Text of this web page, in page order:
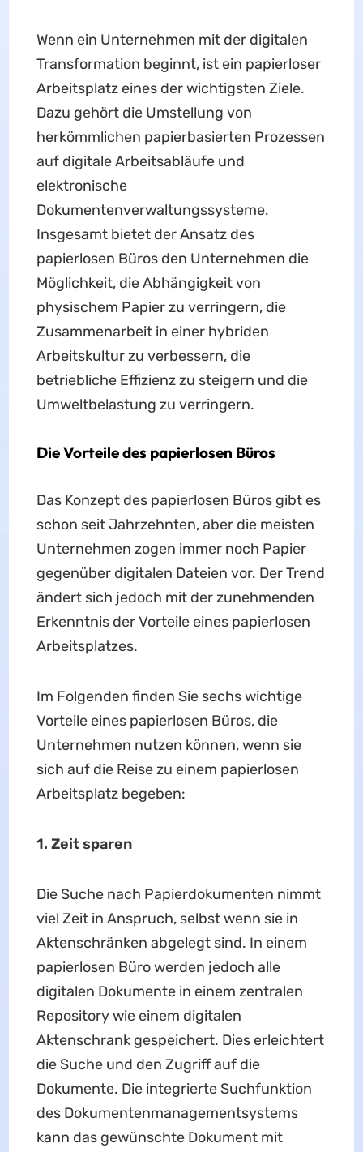
Wenn ein Unternehmen mit der digitalen
Transformation beginnt, ist ein papierloser
Arbeitsplatz eines der wichtigsten Ziele.
Dazu gehört die Umstellung von
herkömmlichen papierbasierten Prozessen
auf digitale Arbeitsabläufe und
elektronische
Dokumentenverwaltungssysteme.
Insgesamt bietet der Ansatz des
papierlosen Büros den Unternehmen die
Möglichkeit, die Abhängigkeit von
physischem Papier zu verringern, die
Zusammenarbeit in einer hybriden
Arbeitskultur zu verbessern, die
betriebliche Effizienz zu steigern und die
Umweltbelastung zu verringern.
Die Vorteile des papierlosen Büros
Das Konzept des papierlosen Büros gibt es
schon seit Jahrzehnten, aber die meisten
Unternehmen zogen immer noch Papier
gegenüber digitalen Dateien vor. Der Trend
ändert sich jedoch mit der zunehmenden
Erkenntnis der Vorteile eines papierlosen
Arbeitsplatzes.
Im Folgenden finden Sie sechs wichtige
Vorteile eines papierlosen Büros, die
Unternehmen nutzen können, wenn sie
sich auf die Reise zu einem papierlosen
Arbeitsplatz begeben:
1. Zeit sparen
Die Suche nach Papierdokumenten nimmt
viel Zeit in Anspruch, selbst wenn sie in
Aktenschränken abgelegt sind. In einem
papierlosen Büro werden jedoch alle
digitalen Dokumente in einem zentralen
Repository wie einem digitalen
Aktenschrank gespeichert. Dies erleichtert
die Suche und den Zugriff auf die
Dokumente. Die integrierte Suchfunktion
des Dokumentenmanagementsystems
kann das gewünschte Dokument mit